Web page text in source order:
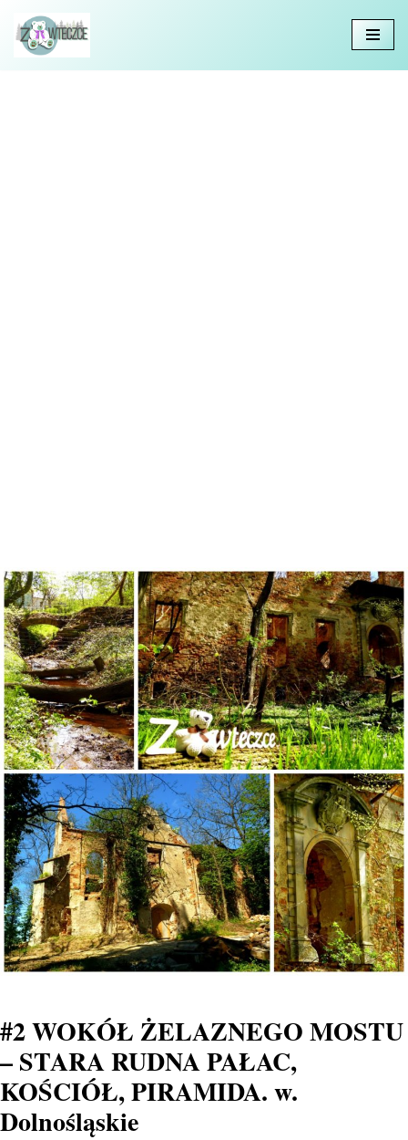
Przejdź
#2 WOKÓŁ ŻELAZNEGO MOSTU
– STARA RUDNA PAŁAC,
KOŚCIÓŁ, PIRAMIDA. w.
Dolnośląskie